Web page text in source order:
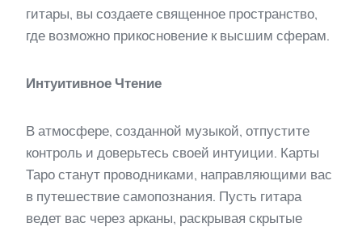
гитары, вы создаете священное пространство,
где возможно прикосновение к высшим сферам.
Интуитивное Чтение
В атмосфере, созданной музыкой, отпустите
контроль и доверьтесь своей интуиции. Карты
Таро станут проводниками, направляющими вас
в путешествие самопознания. Пусть гитара
ведет вас через арканы, раскрывая скрытые